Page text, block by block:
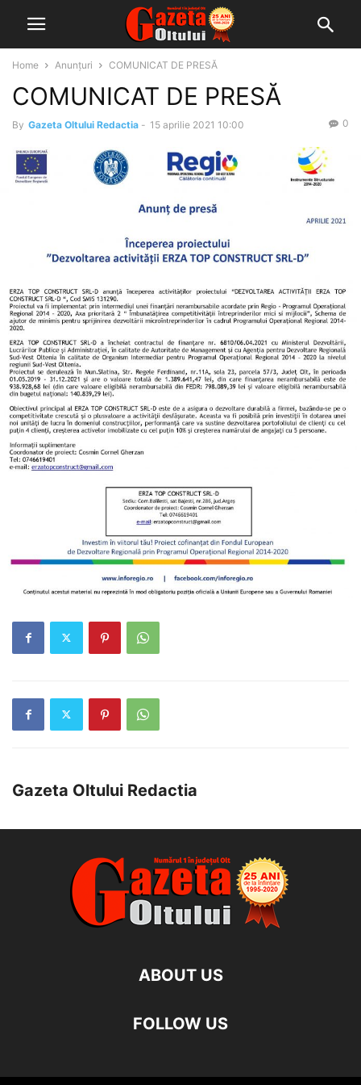
Home Anunțuri COMUNICAT DE PRESĂ
COMUNICAT DE PRESĂ
By Gazeta Oltului Redactia - 15 aprilie 2021 10:00 0
Gazeta Oltului Redactia
ABOUT US
FOLLOW US